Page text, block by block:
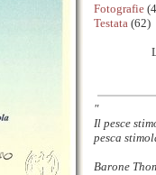
Fotografie
Testata (62)
"
Il pesce
pesca
Barone